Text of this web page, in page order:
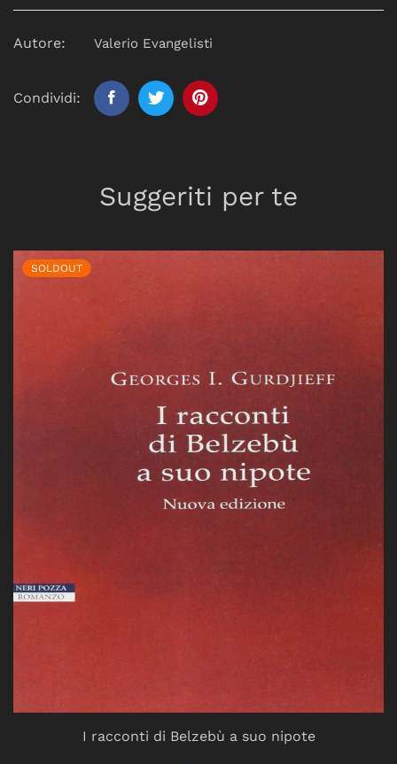
Autore: Valerio Evangelisti
Condividi:
Suggeriti per te
SOLDOUT
I racconti di Belzebù a suo nipote